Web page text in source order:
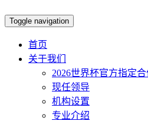
Toggle navigation
首页
关于我们
​2026世界杯官方指定
现任领导
机构设置
专业介绍